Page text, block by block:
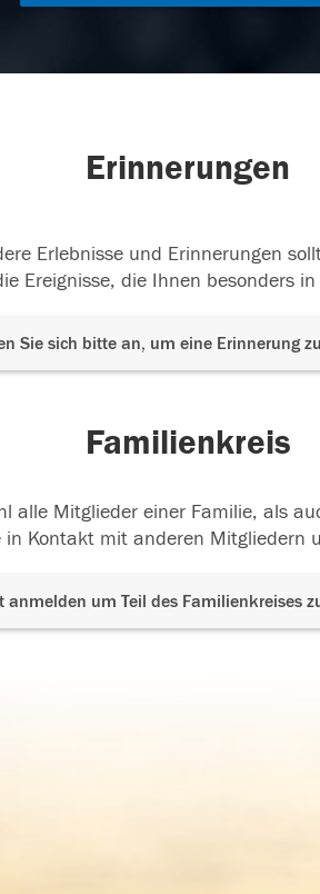
Erinnerungen
Erlebnisse und Erinnerungen
Ereignisse, die Ihnen besonders
Sie sich bitte an, um eine Erinnerung
Familienkreis
alle Mitglieder einer Familie, als
in Kontakt mit anderen Mitgliedern
anmelden um Teil des Familienkreises